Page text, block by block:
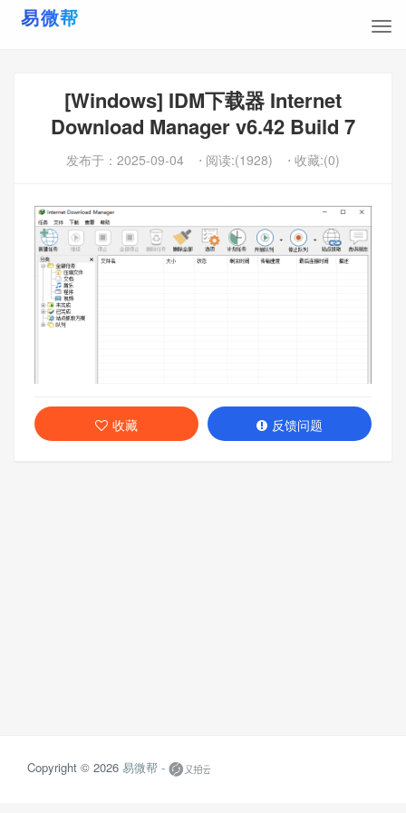
[Windows] IDM下载器 Internet
Download Manager v6.42 Build 7
发布于： 2025-09-04 ⋅ 阅读:(1928) ⋅ 收藏:(0)
收藏 反馈问题
Copyright © 2026 易微帮 -